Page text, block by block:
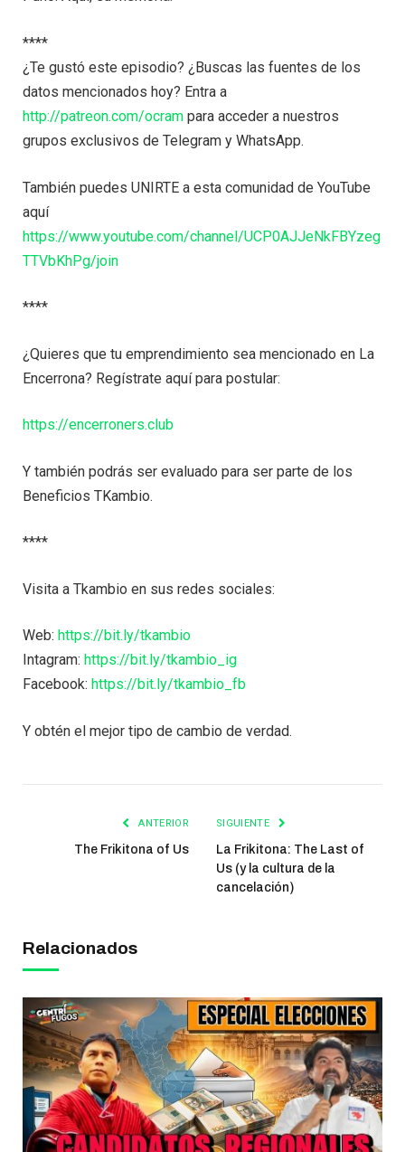
****
¿Te gustó este episodio? ¿Buscas las fuentes de los
datos mencionados hoy? Entra a
http://patreon.com/ocram para acceder a nuestros
grupos exclusivos de Telegram y WhatsApp.
También puedes UNIRTE a esta comunidad de YouTube
aquí
https://www.youtube.com/channel/UCP0AJJeNkFBYzeg
TTVbKhPg/join
****
¿Quieres que tu emprendimiento sea mencionado en La
Encerrona? Regístrate aquí para postular:
https://encerroners.club
Y también podrás ser evaluado para ser parte de los
Beneficios TKambio.
****
Visita a Tkambio en sus redes sociales:
Web: https://bit.ly/tkambio
Intagram: https://bit.ly/tkambio_ig
Facebook: https://bit.ly/tkambio_fb
Y obtén el mejor tipo de cambio de verdad.
ANTERIOR
The Frikitona of Us
SIGUIENTE
La Frikitona: The Last of
Us (y la cultura de la
cancelación)
Relacionados